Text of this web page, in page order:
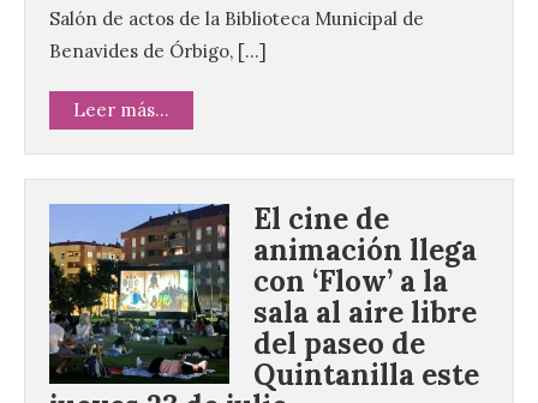
Salón de actos de la Biblioteca Municipal de
Benavides de Órbigo, […]
Leer más...
El cine de
animación llega
con ‘Flow’ a la
sala al aire libre
del paseo de
Quintanilla este